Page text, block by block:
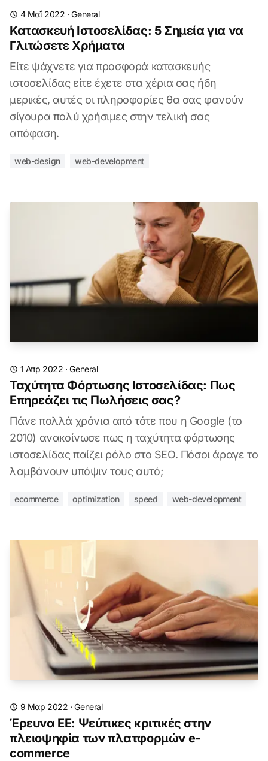
4 Μαΐ 2022 ·General
Κατασκευή Ιστοσελίδας: 5 Σημεία για να
Γλιτώσετε Χρήματα
Είτε ψάχνετε για προσφορά κατασκευής
ιστοσελίδας είτε έχετε στα χέρια σας ήδη
μερικές, αυτές οι πληροφορίες θα σας φανούν
σίγουρα πολύ χρήσιμες στην τελική σας
απόφαση.
web-design web-development
1 Απρ 2022 ·General
Ταχύτητα Φόρτωσης Ιστοσελίδας: Πως
Επηρεάζει τις Πωλήσεις σας?
Πάνε πολλά χρόνια από τότε που η Google (το
2010) ανακοίνωσε πως η ταχύτητα φόρτωσης
ιστοσελίδας παίζει ρόλο στο SEO. Πόσοι άραγε το
λαμβάνουν υπόψιν τους αυτό;
ecommerce optimization speed web-development
9 Μαρ 2022 ·General
Έρευνα ΕΕ: Ψεύτικες κριτικές στην
πλειοψηφία των πλατφορμών e-
commerce